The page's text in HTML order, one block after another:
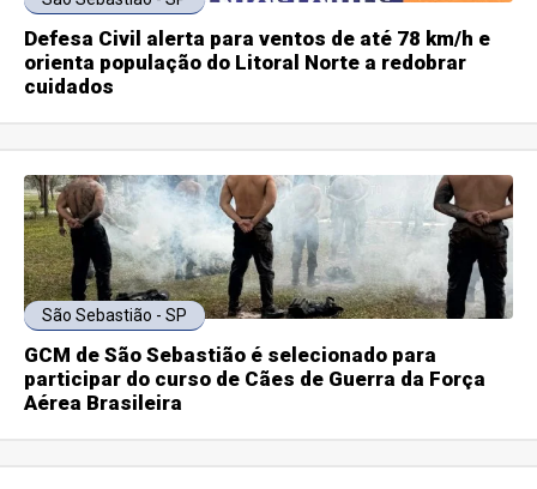
Defesa Civil alerta para ventos de até 78 km/h e
orienta população do Litoral Norte a redobrar
cuidados
São Sebastião - SP
GCM de São Sebastião é selecionado para
participar do curso de Cães de Guerra da Força
Aérea Brasileira